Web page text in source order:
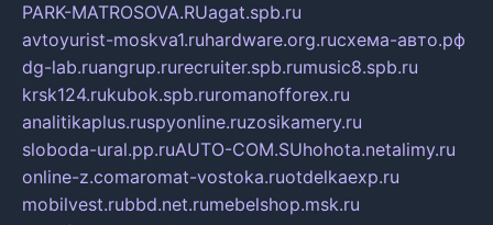
PARK-MATROSOVA.RUagat.spb.ru
avtoyurist-moskva1.ruhardware.org.ruсхема-авто.рф
dg-lab.ruangrup.rurecruiter.spb.rumusic8.spb.ru
krsk124.rukubok.spb.ruromanofforex.ru
analitikaplus.ruspyonline.ruzosikamery.ru
sloboda-ural.pp.ruAUTO-COM.SUhohota.netalimy.ru
online-z.comaromat-vostoka.ruotdelkaexp.ru
mobilvest.rubbd.net.rumebelshop.msk.ru